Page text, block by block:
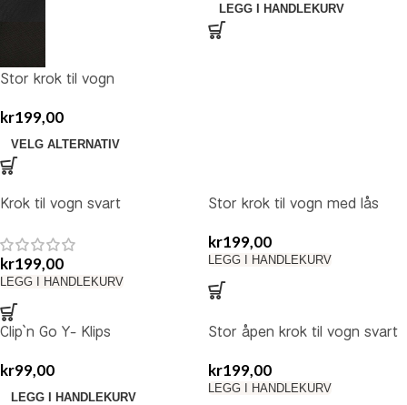
Stor krok til vogn
kr199,00
VELG ALTERNATIV
LEGG I HANDLEKURV
Krok til vogn svart
kr199,00
LEGG I HANDLEKURV
Stor krok til vogn med lås
kr199,00
LEGG I HANDLEKURV
Clip`n Go Y- Klips
kr99,00
LEGG I HANDLEKURV
Stor åpen krok til vogn svart
kr199,00
LEGG I HANDLEKURV